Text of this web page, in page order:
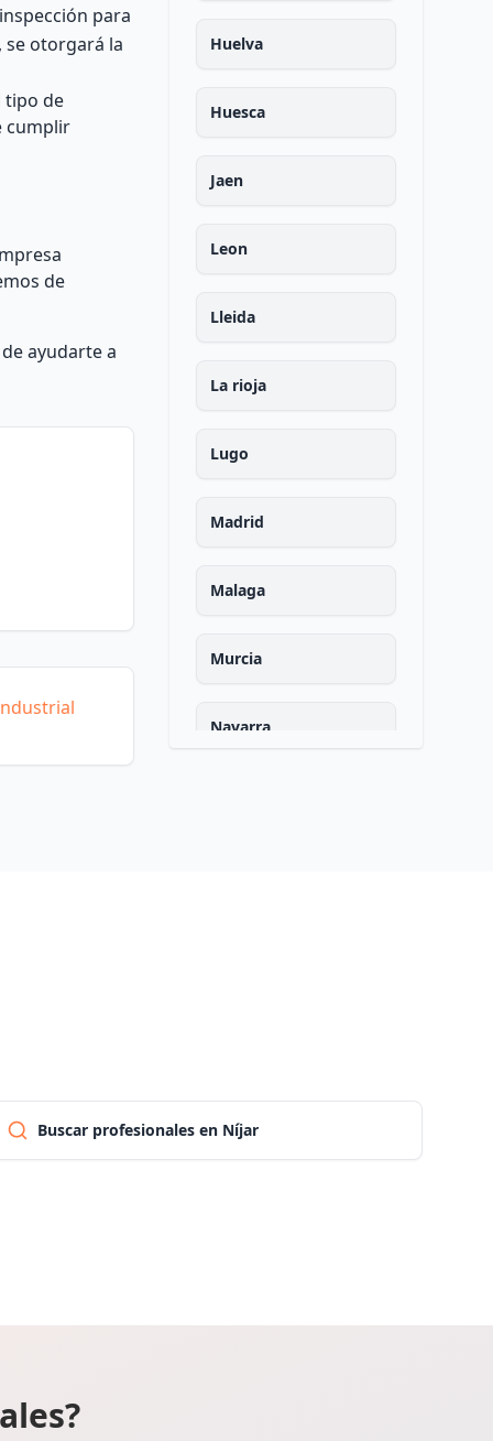
para
se otorgará la
tipo de
cumplir
de
ayudarte a
Huelva
Huesca
Jaen
Leon
Lleida
La rioja
Lugo
Madrid
Malaga
Murcia
Navarra
Salamanca
Buscar profesionales en Níjar